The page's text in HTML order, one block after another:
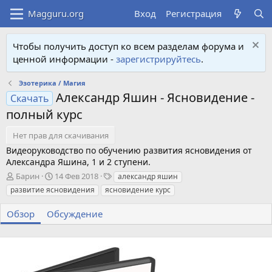
Вход Регистрация
Чтобы получить доступ ко всем разделам форума и
ценной информации - зарегистрируйтесь.
Эзотерика / Магия
Скачать Александр Яшин - Ясновидение -
полный курс
Нет прав для скачивания
Видеоруководство по обучению развития ясновидения от
Александра Яшина, 1 и 2 ступени.
А
в
т
о
р
Барин
Д
а
т
а
с
а
14 Фев 2018
Т
е
г
александр яшин
развитие ясновидения
ясновидение курс
Обзор Обсуждение